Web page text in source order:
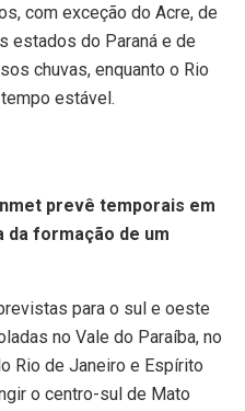
com exceção do Acre, de
estados do Paraná e de
chuvas, enquanto o Rio
estável.
prevê temporais em
da formação de um
para o sul e oeste
no Vale do Paraíba, no
Rio de Janeiro e Espírito
o centro-sul de Mato